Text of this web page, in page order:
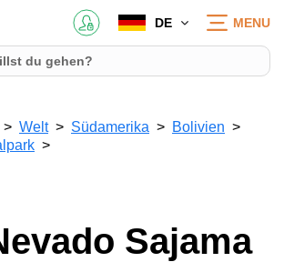
DE MENU
Welt Südamerika
Bolivien
Sajama